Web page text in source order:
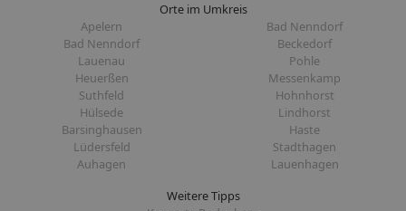
Orte im Umkreis
Apelern
Bad Nenndorf
Bad Nenndorf
Beckedorf
Lauenau
Pohle
Heuerßen
Messenkamp
Suthfeld
Hohnhorst
Hülsede
Lindhorst
Barsinghausen
Haste
Lüdersfeld
Stadthagen
Auhagen
Lauenhagen
Weitere Tipps